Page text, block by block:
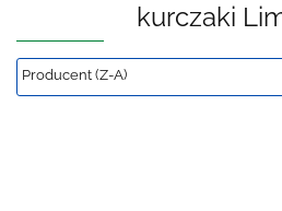
kurczaki